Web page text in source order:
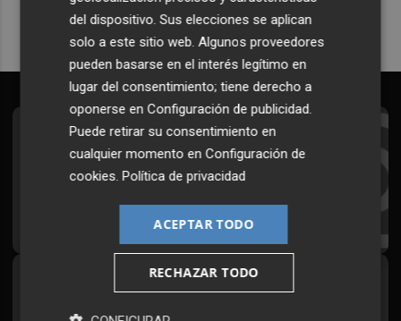
Suscríbete al Boletín
Todos los días a primera hora en tu email
Síguenos en redes
del dispositivo. Sus elecciones se aplican
solo a este sitio web. Algunos proveedores
pueden basarse en el interés legítimo en
lugar del consentimiento; tiene derecho a
oponerse enConfiguración de publicidad.
Puede retirar su consentimiento en
cualquier momento enConfiguración de
cookies.Política de privacidad
ACEPTAR TODO
RECHAZAR TODO